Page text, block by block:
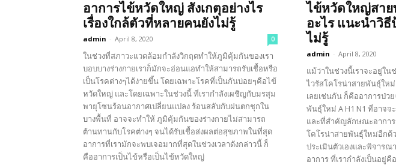
อาการไข้หวัดใหญ่ สังเกตุอย่างไร
เรื่องใกล้ตัวที่หลายคนยังไม่รู้
admin - April 8, 2020 0
ในช่วงที่สภาวะแวดล้อมกำลังวิกฤตทำให้ภูมิคุ้มกันของเรา
บอบบางร่างกายเราก็มักจะอ่อนแอทำให้สามารถรับเชื้อหรือ
เป็นโรคต่างๆได้ง่ายขึ้น โดยเฉพาะโรคที่เป็นกันบ่อยๆคือไข้
หวัดใหญ่ และโดยเฉพาะในช่วงนี้ ที่เรากำลังเผชิญกับมรสุม
พายุโซนร้อนอากาศเปลี่ยนแปลง ร้อนสลับกับฝนตกชุกใน
บางพื้นที่ อาจจะทำให้ ภูมิคุ้มกันของร่างกายไม่สามารถ
ต้านทานกับโรคต่างๆ จนได้รับเชื้อส่งผลต่อสุขภาพในที่สุด
อาการที่เรามักจะพบเจอมากที่สุดในช่วงเวลาดังกล่าวนี้ ก็
คืออาการเป็นไข้หรือเป็นไข้หวัดใหญ่
ไข้หวัดใหญ่สาย
อะไร แนะนำวิ
ไม่รู้
admin - April 8, 2020
แม้ว่าในช่วงนี้เราจะอยู่ใน
ไวรัสโคโรน่าสายพันธุ์ให
เลยเช่นกัน ก็คืออาการป่ว
พันธุ์ใหม่ A H1 N1 ที่อาจ
และที่สำคัญลักษณะอาการ
โคโรน่าสายพันธุ์ใหม่อีกด้
ประเมินตัวเองและพิจาร
อาการ ที่เรากำลังเป็นอยู่